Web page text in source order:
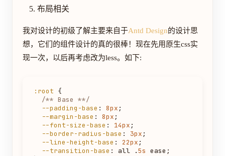
布局相关
我对设计的初级了解主要来自于Antd Design的设计思
想，它们的组件设计的真的很棒！现在先用原生css实
现一次，以后再考虑改为less。如下:
:root {
/** Base **/
--padding-base : 8px ;
--margin-base : 8px ;
--font-size-base : 14px ;
--border-radius-base : 3px ;
--line-height-base : 22px ;
--transition-base : all .5s ease;